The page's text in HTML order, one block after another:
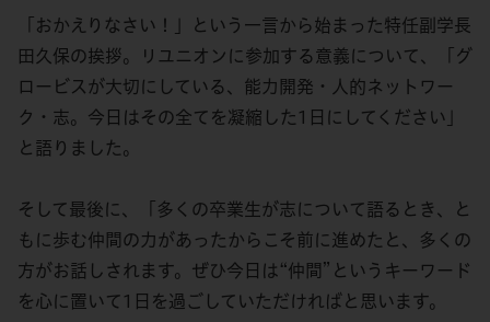
「おかえりなさい！」という一言から始まった特任副学長
田久保の挨拶。リユニオンに参加する意義について、「グ
ロービスが大切にしている、能力開発・人的ネットワー
ク・志。今日はその全てを凝縮した1日にしてください」
と語りました。
そして最後に、「多くの卒業生が志について語るとき、と
もに歩む仲間の力があったからこそ前に進めたと、多くの
方がお話しされます。ぜひ今日は“仲間”というキーワード
を心に置いて1日を過ごしていただければと思います。